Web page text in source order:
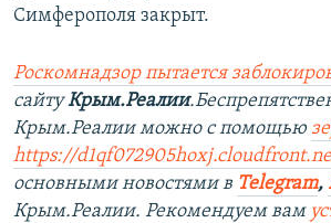
Симферополя закрыт.
Роскомнадзор пытается
сайтуКрым.Реалии
Крым.Реалии можно с помощью
https://
основными новостями в Telegram,
Крым.Реалии. Рекомендуем вам